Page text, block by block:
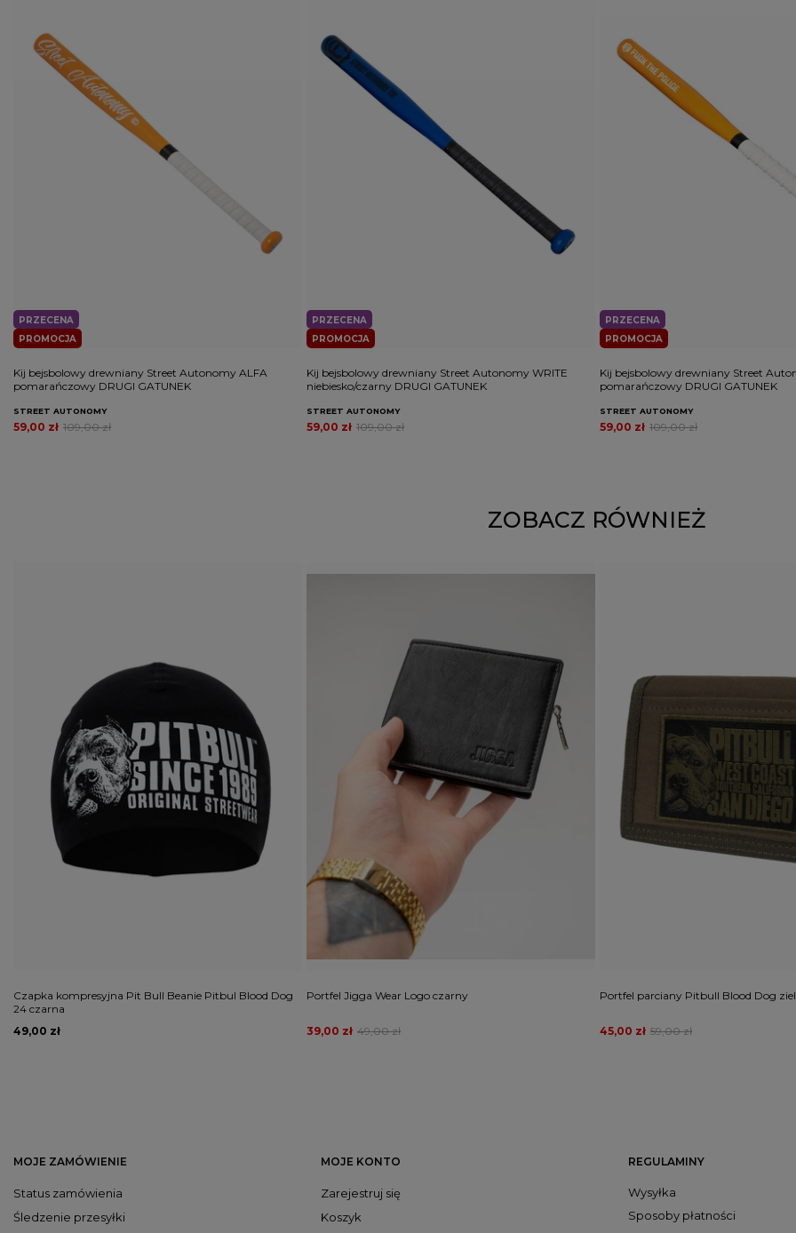
PROMOCJA
PRZECENA
Kij bejsbolowy drewniany Street Autonomy ALFA
pomarańczowy DRUGI GATUNEK
STREET AUTONOMY
109,00 zł
59,00 zł
PROMOCJA
PRZECENA
Kij bejsbolowy drewniany Street Autonomy WRITE
niebiesko/czarny DRUGI GATUNEK
STREET AUTONOMY
109,00 zł
59,00 zł
PROMOCJA
PRZECENA
Kij bejsbolowy drewniany Street
pomarańczowy DRUGI GATUNEK
STREET AUTONOMY
109,00 zł
59,00 zł
ZOBACZ RÓWNIEŻ
Czapka kompresyjna Pit Bull Beanie Pitbul Blood Dog
24 czarna
49,00 zł
Portfel Jigga Wear Logo czarny
49,00 zł
39,00 zł
Portfel parciany Pitbull Blood Dog
59,00 zł
45,00 zł
MOJE ZAMÓWIENIE
Status zamówienia
Śledzenie przesyłki
MOJE KONTO
Zarejestruj się
Koszyk
REGULAMINY
Wysyłka
Sposoby płatności